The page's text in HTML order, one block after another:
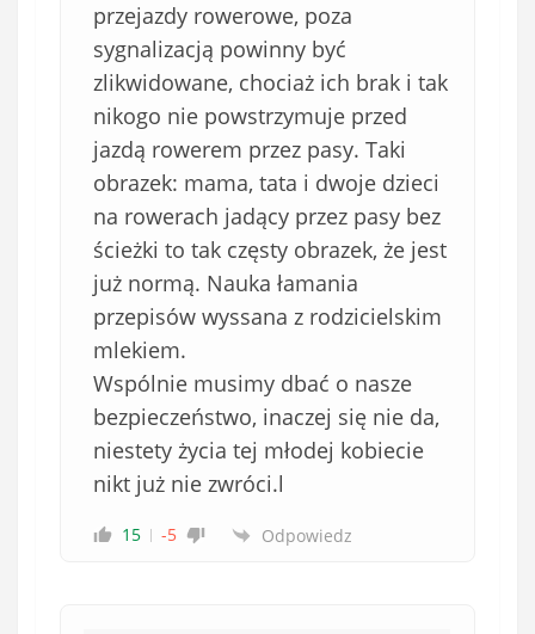
przejazdy rowerowe, poza
sygnalizacją powinny być
zlikwidowane, chociaż ich brak i tak
nikogo nie powstrzymuje przed
jazdą rowerem przez pasy. Taki
obrazek: mama, tata i dwoje dzieci
na rowerach jadący przez pasy bez
ścieżki to tak częsty obrazek, że jest
już normą. Nauka łamania
przepisów wyssana z rodzicielskim
mlekiem.
Wspólnie musimy dbać o nasze
bezpieczeństwo, inaczej się nie da,
niestety życia tej młodej kobiecie
nikt już nie zwróci.l
15 -5 Odpowiedz